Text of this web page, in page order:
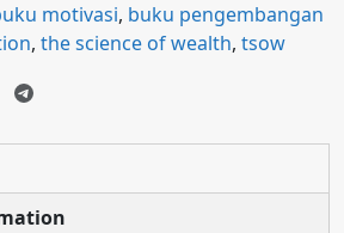
motivasi, buku pengembangan
, the science of wealth, tsow